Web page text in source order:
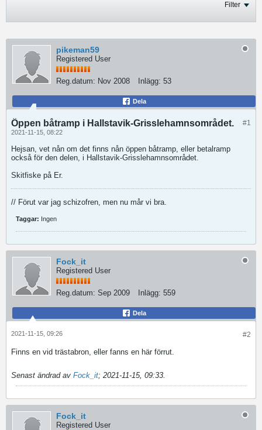
Filter
pikeman59
Registered User
Reg.datum: Nov 2008 Inlägg: 53
Dela
#1
Öppen båtramp i Hallstavik-Grisslehamnsområdet.
2021-11-15, 08:22
Hejsan, vet nån om det finns nån öppen båtramp, eller betalramp
också för den delen, i Hallstavik-Grisslehamnsområdet.
Skitfiske på Er.
// Förut var jag schizofren, men nu mår vi bra.
Taggar: Ingen
Fock_it
Registered User
Reg.datum: Sep 2009 Inlägg: 559
Dela
#2
2021-11-15, 09:26
Finns en vid trästabron, eller fanns en här förrut.
Senast ändrad av Fock_it; 2021-11-15, 09:33.
Fock_it
Registered User